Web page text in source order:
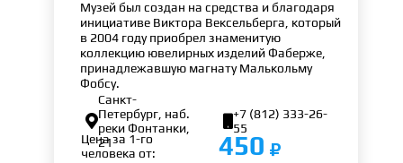
Музей был создан на средства и благодаря
инициативе Виктора Вексельберга, который
в 2004 году приобрел знаменитую
коллекцию ювелирных изделий Фаберже,
принадлежавшую магнату Малькольму
Фобсу.

Санкт-
Петербург, наб.
реки Фонтанки,
21
+7 (812) 333-26-
55
Цена за 1-го
человека от:
450